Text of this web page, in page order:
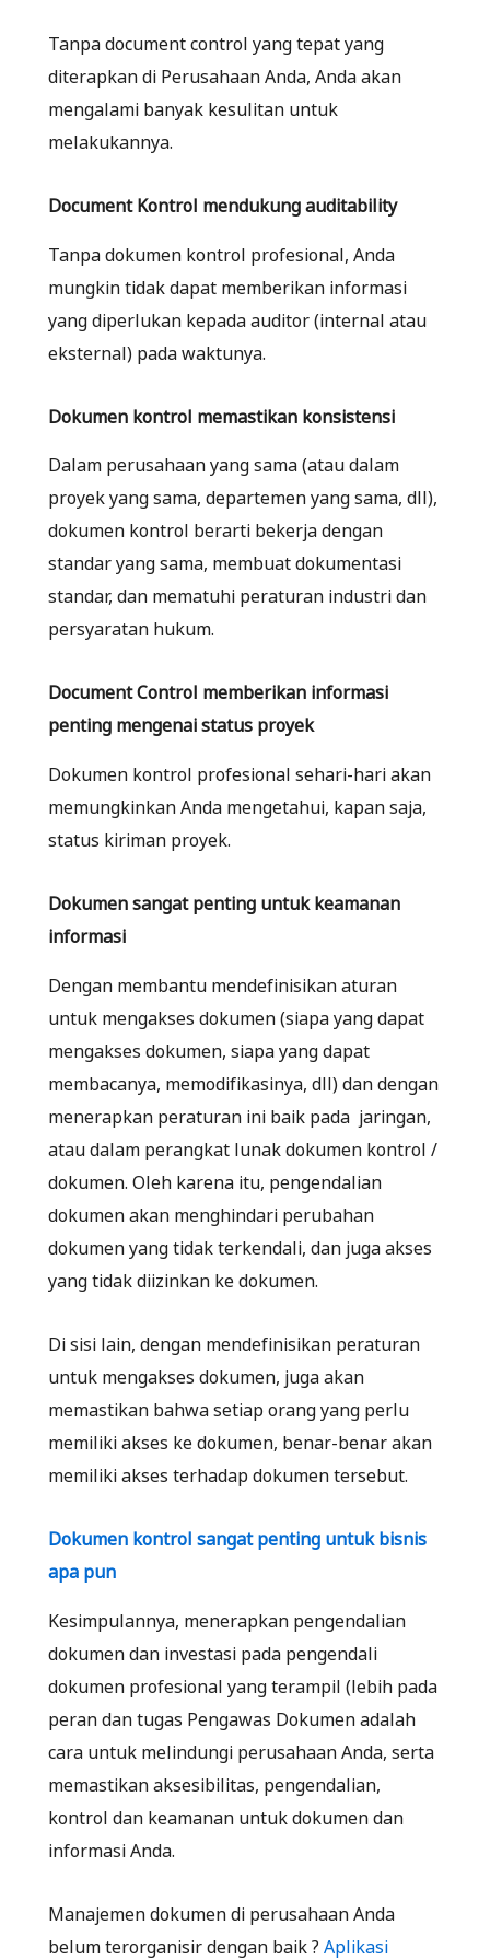
Tanpa document control yang tepat yang
diterapkan di Perusahaan Anda, Anda akan
mengalami banyak kesulitan untuk
melakukannya.
Document Kontrol mendukung auditability
Tanpa dokumen kontrol profesional, Anda
mungkin tidak dapat memberikan informasi
yang diperlukan kepada auditor (internal atau
eksternal) pada waktunya.
Dokumen kontrol memastikan konsistensi
Dalam perusahaan yang sama (atau dalam
proyek yang sama, departemen yang sama, dll),
dokumen kontrol berarti bekerja dengan
standar yang sama, membuat dokumentasi
standar, dan mematuhi peraturan industri dan
persyaratan hukum.
Document Control memberikan informasi
penting mengenai status proyek
Dokumen kontrol profesional sehari-hari akan
memungkinkan Anda mengetahui, kapan saja,
status kiriman proyek.
Dokumen sangat penting untuk keamanan
informasi
Dengan membantu mendefinisikan aturan
untuk mengakses dokumen (siapa yang dapat
mengakses dokumen, siapa yang dapat
membacanya, memodifikasinya, dll) dan dengan
menerapkan peraturan ini baik pada jaringan,
atau dalam perangkat lunak dokumen kontrol /
dokumen. Oleh karena itu, pengendalian
dokumen akan menghindari perubahan
dokumen yang tidak terkendali, dan juga akses
yang tidak diizinkan ke dokumen.
Di sisi lain, dengan mendefinisikan peraturan
untuk mengakses dokumen, juga akan
memastikan bahwa setiap orang yang perlu
memiliki akses ke dokumen, benar-benar akan
memiliki akses terhadap dokumen tersebut.
Dokumen kontrol sangat penting untuk bisnis
apa pun
Kesimpulannya, menerapkan pengendalian
dokumen dan investasi pada pengendali
dokumen profesional yang terampil (lebih pada
peran dan tugas Pengawas Dokumen adalah
cara untuk melindungi perusahaan Anda, serta
memastikan aksesibilitas, pengendalian,
kontrol dan keamanan untuk dokumen dan
informasi Anda.
Manajemen dokumen di perusahaan Anda
belum terorganisir dengan baik ?Aplikasi